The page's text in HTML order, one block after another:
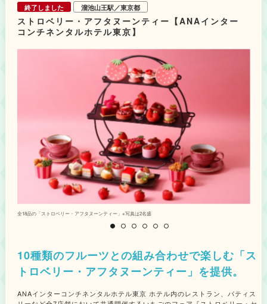
・パスタ ・メインディッシュ ・アフタヌーンティースイーツ4種（ランチ
メニューと同様） ※内容の詳細は公式サイトをご確認ください。
終了しました 溜池山王駅／東京都
ストロベリー・アフタヌーンティー【ANAインター
コンチネンタルホテル東京】
全18品の「ストロベリー・アフタヌーンティー」※写真は2名盛
10種類のフルーツとの組み合わせで楽しむ「ス
トロベリー・アフタヌーンティー」を提供。
ANAインターコンチネンタルホテル東京 ホテル内のレストラン、パティス